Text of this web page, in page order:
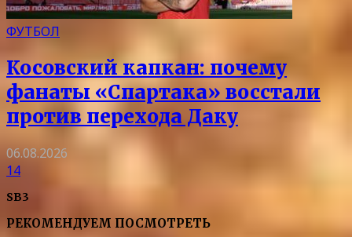
ФУТБОЛ
Косовский капкан: почему
фанаты «Спартака» восстали
против перехода Даку
06.08.2026
14
SB3
РЕКОМЕНДУЕМ ПОСМОТРЕТЬ